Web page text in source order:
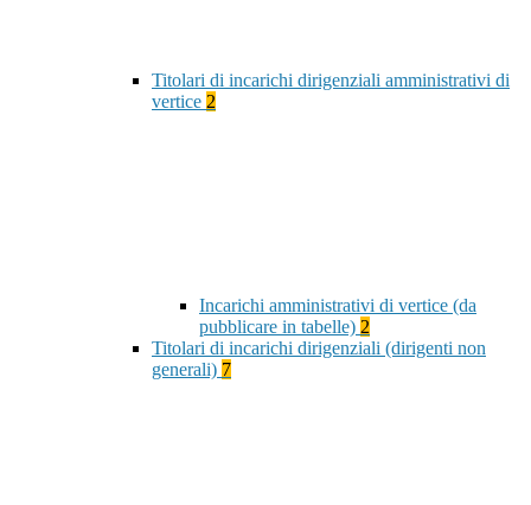
Titolari di incarichi dirigenziali amministrativi di
vertice 2
Incarichi amministrativi di vertice (da
pubblicare in tabelle) 2
Titolari di incarichi dirigenziali (dirigenti non
generali) 7